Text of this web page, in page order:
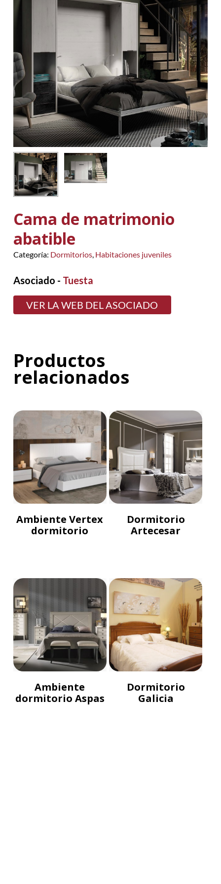
Cama de matrimonio
abatible
Categoría: Dormitorios, Habitaciones juveniles
Asociado - Tuesta
VER LA WEB DEL ASOCIADO
Productos
relacionados
Ambiente Vertex
dormitorio
Dormitorio
Artecesar
Ambiente
dormitorio Aspas
Dormitorio
Galicia